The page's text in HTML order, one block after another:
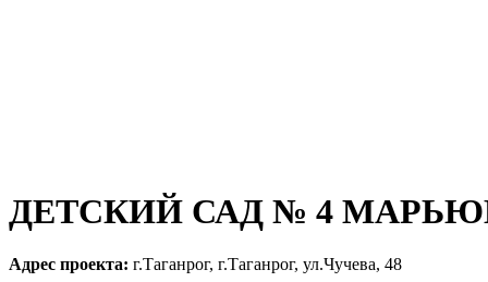
ДЕТСКИЙ САД № 4
Адрес проекта: г.Таганрог, г.Таганрог, ул.Чучева, 48